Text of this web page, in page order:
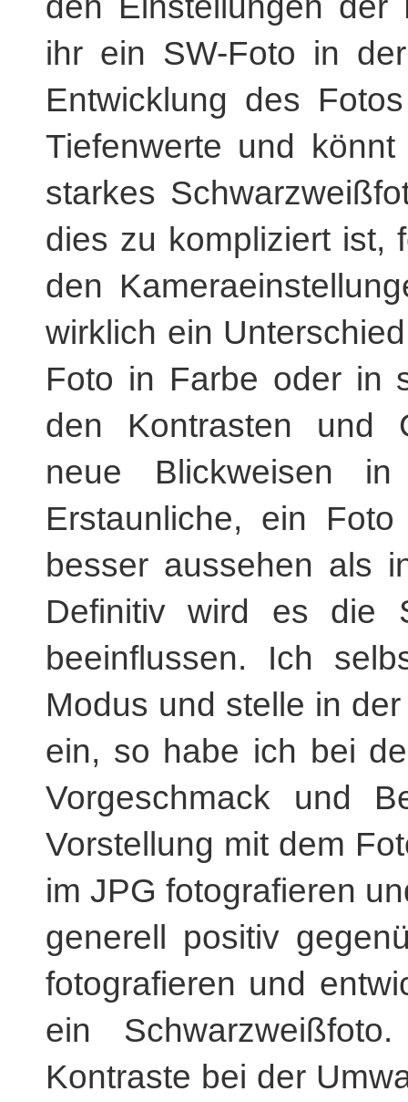
ihr ein SW-Foto in
Entwicklung des
Tiefenwerte und
starkes
dies zu kompliziert ist,
den
wirklich ein
Foto in Farbe oder in
den Kontrasten und
neue Blickweisen
Erstaunliche, ein
besser aussehen als
Definitiv wird es die
beeinflussen. Ich
Modus und stelle in
ein, so habe ich bei
Vorgeschmack und
Vorstellung mit dem
im JPG fotografieren
generell positiv
fotografieren und
ein
Kontraste bei der